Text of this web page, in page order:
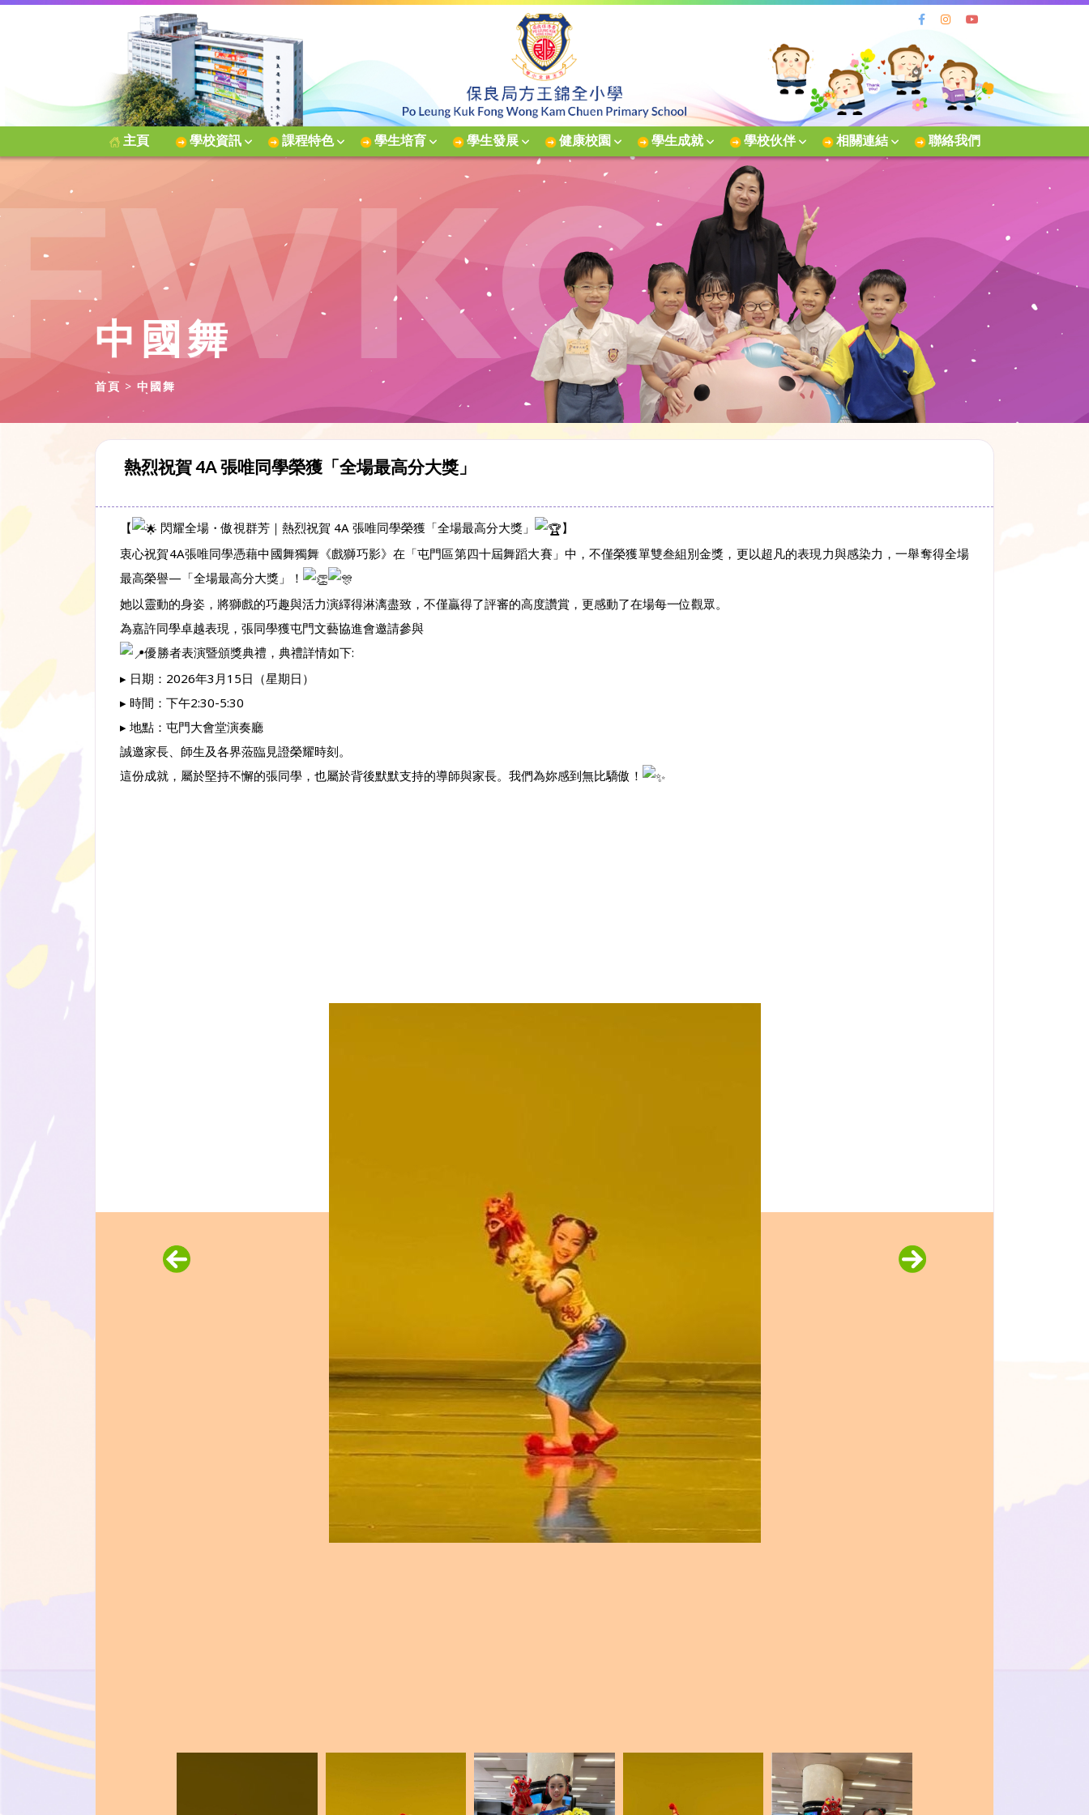
主頁 學校資訊 課程特色 學生培育 學生發展 健康校園 學生成就 學校伙伴 相關連結 聯絡我們
中國舞
首頁 中國舞
熱烈祝賀 4A 張唯同學榮獲「全場最高分大獎」
【 閃耀全場・傲視群芳｜熱烈祝賀 4A 張唯同學榮獲「全場最高分大獎」
】
衷心祝賀4A張唯同學憑藉中國舞獨舞《戲獅巧影》在「屯門區第四十屆舞蹈大賽」中，不僅榮獲單雙叁組別金獎，更以超凡的表現力與感染力，一舉奪得全場
最高榮譽—「全場最高分大獎」！
她以靈動的身姿，將獅戲的巧趣與活力演繹得淋漓盡致，不僅贏得了評審的高度讚賞，更感動了在場每一位觀眾。
為嘉許同學卓越表現，張同學獲屯門文藝協進會邀請參與
優勝者表演暨頒獎典禮，典禮詳情如下:
▸ 日期：2026年3月15日（星期日）
▸ 時間：下午2:30-5:30
▸ 地點：屯門大會堂演奏廳
誠邀家長、師生及各界蒞臨見證榮耀時刻。
這份成就，屬於堅持不懈的張同學，也屬於背後默默支持的導師與家長。我們為妳感到無比驕傲！